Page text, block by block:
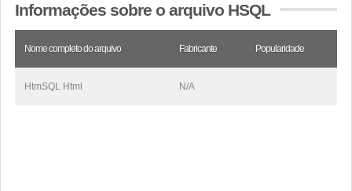
Informações sobre o arquivo HSQL
Nome completo do arquivo Fabricante Popularidade
HtmSQL Html N/A